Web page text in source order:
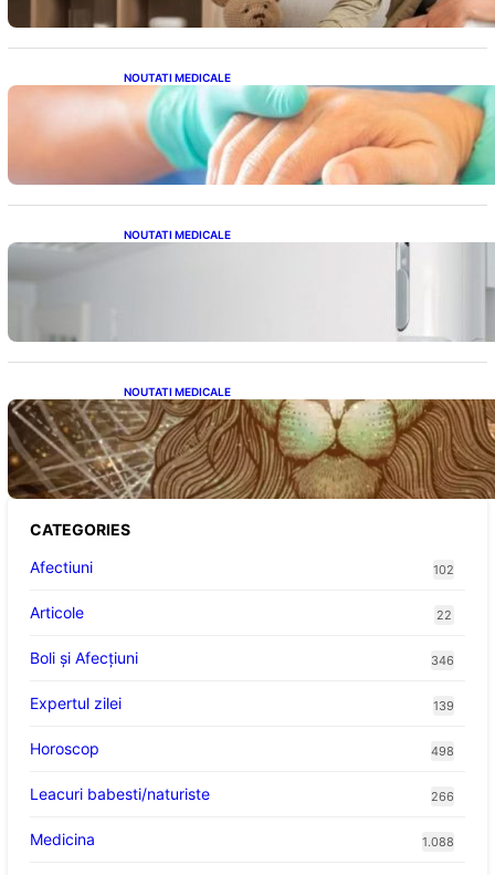
NOUTATI MEDICALE
Ghid complet pentru operația gratuită a
mâinii în sistemul public de sănătate: pași,
avantaje și recuperare
NOUTATI MEDICALE
Siguranța Detectorilor de Mișcare: Ce
Trebuie Să Știi Despre Tehnologia de
NOUTATI MEDICALE
Energia Portalului 8:8:8: O Fereastră
Cosmică pentru Transformări în Viața Ta
CATEGORIES
Afectiuni
102
Articole 22
Boli și Afecțiuni 346
Expertul zilei 139
Horoscop 498
Leacuri babesti/naturiste 266
Medicina 1.088